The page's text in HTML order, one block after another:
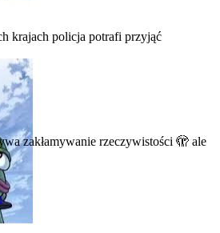
krajach policja potrafi przyjąć
zakłamywanie rzeczywistości 🫣 ale